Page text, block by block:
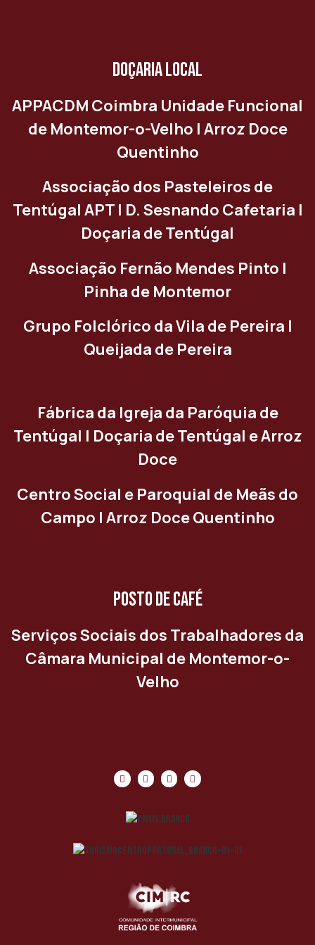
DOÇARIA LOCAL
APPACDM Coimbra Unidade Funcional
de Montemor-o-Velho | Arroz Doce
Quentinho
Associação dos Pasteleiros de
Tentúgal APT | D. Sesnando Cafetaria |
Doçaria de Tentúgal
Associação Fernão Mendes Pinto |
Pinha de Montemor
Grupo Folclórico da Vila de Pereira |
Queijada de Pereira
Fábrica da Igreja da Paróquia de
Tentúgal | Doçaria de Tentúgal e Arroz
Doce
Centro Social e Paroquial de Meãs do
Campo | Arroz Doce Quentinho
POSTO DE CAFÉ
Serviços Sociais dos Trabalhadores da
Câmara Municipal de Montemor-o-
Velho